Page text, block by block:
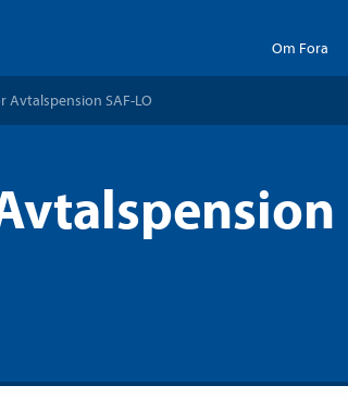
Om Fora
Avtals­pension SAF-LO